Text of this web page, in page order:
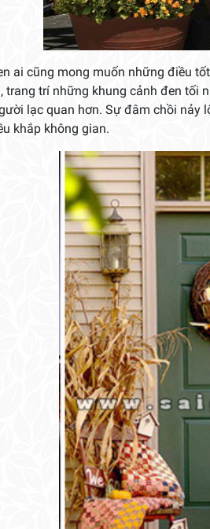
ai cũng mong muốn những điều
trang trí những khung cảnh đen tối
lạc quan hơn. Sự đâm chồi nảy
khắp không gian.